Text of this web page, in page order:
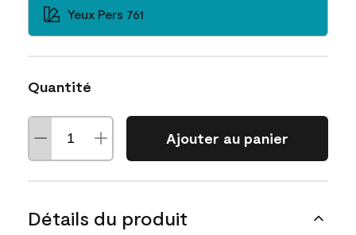
Yeux Pers 761
Quantité
Ajouter au panier
Détails du produit